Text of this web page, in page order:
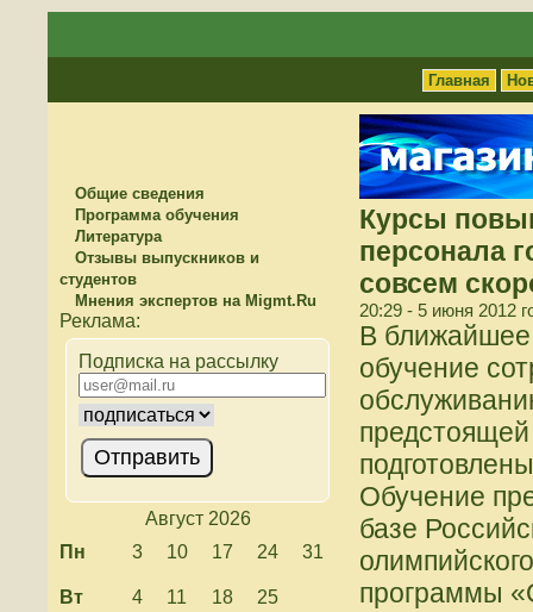
Главная
Общие сведения
Программа обучения
Литература
Отзывы выпускников и
студентов
Мнения экспертов на Migmt.Ru
Подписка на рассылку
Август 2026
Пн
3 10 17 24 31
Вт 4 11 18 25
Курсы
персонала
совсем
20:29 - 5 июня 2012
В ближайшее
обучение
Обучение
базе
программы